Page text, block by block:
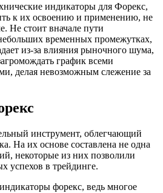
индикаторы для Форекс,
к их освоению и применению, не
Не стоит вначале пути
временных промежутках,
из-за влияния рыночного шума,
график всеми
делая невозможным слежение за
инструмент, облегчающий
На их основе составлена не одна
некоторые из них позволили
успехов в трейдинге.
форекс, ведь многое